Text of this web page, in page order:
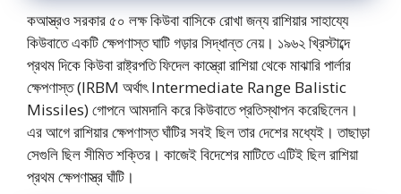
কআস্ত্রও সরকার ৫০ লক্ষ কিউবা বাসিকে রোখা জন্য রাশিয়ার সাহায্যে
কিউবাতে একটি ক্ষেপণাস্ত ঘাটি গড়ার সিদ্ধান্ত নেয়। ১৯৬২ খ্রিস্টাব্দে
প্রথম দিকে কিউবা রাষ্ট্রপতি ফিদেল‌ কাস্ত্রো রাশিয়া থেকে মাঝারি পার্লার
ক্ষেপণাস্ত (IRBM অর্থাৎ Intermediate Range Balistic
Missiles) গোপনে আমদানি করে কিউবাতে প্রতিস্থাপন করেছিলেন।
এর আগে রাশিয়ার ক্ষেপণাস্ত ঘাঁটির সবই ছিল তার দেশের মধ্যেই। তাছাড়া
সেগুলি ছিল সীমিত শক্তির। কাজেই বিদেশের মাটিতে এটিই ছিল রাশিয়া
প্রথম ক্ষেপণাস্ত্র ঘাঁটি।